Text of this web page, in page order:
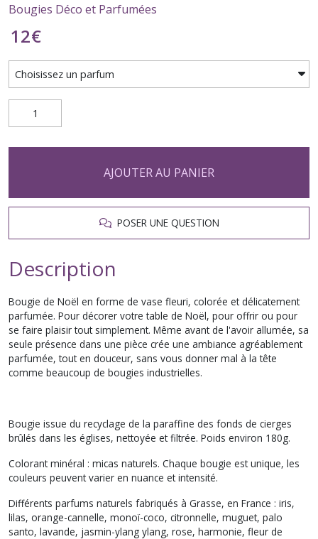
Bougies Déco et Parfumées
12€
AJOUTER AU PANIER
POSER UNE QUESTION
Description
Bougie de Noël en forme de vase fleuri, colorée et délicatement
parfumée. Pour décorer votre table de Noël, pour offrir ou pour
se faire plaisir tout simplement. Même avant de l'avoir allumée, sa
seule présence dans une pièce crée une ambiance agréablement
parfumée, tout en douceur, sans vous donner mal à la tête
comme beaucoup de bougies industrielles.
Bougie issue du recyclage de la paraffine des fonds de cierges
brûlés dans les églises, nettoyée et filtrée. Poids environ 180g.
Colorant minéral : micas naturels. Chaque bougie est unique, les
couleurs peuvent varier en nuance et intensité.
Différents parfums naturels fabriqués à Grasse, en France : iris,
lilas, orange-cannelle, monoï-coco, citronnelle, muguet, palo
santo, lavande, jasmin-ylang ylang, rose, harmonie, fleur de